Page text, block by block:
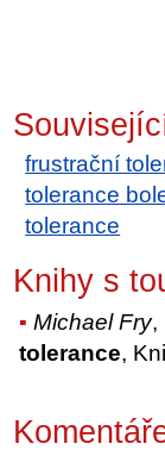
frustrační
tolerance
tolerance
Knihy s
Michael Fry,
tolerance,